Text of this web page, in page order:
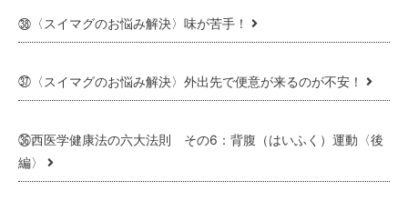
㊳〈スイマグのお悩み解決〉味が苦手！
㊲〈スイマグのお悩み解決〉外出先で便意が来るのが不安！
㊱西医学健康法の六大法則 その6：背腹（はいふく）運動〈後
編〉